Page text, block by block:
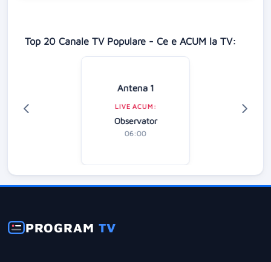
Top 20 Canale TV Populare - Ce e ACUM la TV:
Antena 1
LIVE ACUM:
Observator
06:00
PROGRAMTV